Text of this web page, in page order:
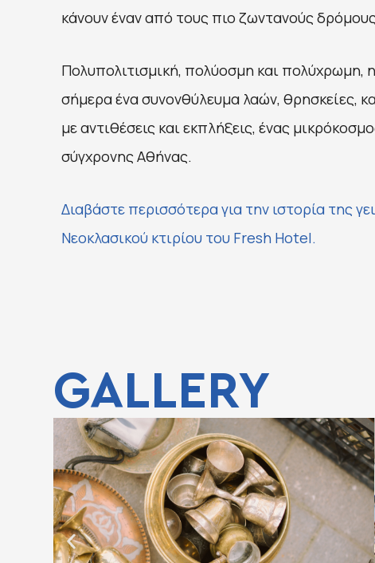
κάνουν έναν από τους πιο ζωντανούς
Πολυπολιτισμική, πολύοσμη και πολύχρωμη,
σήμερα ένα συνονθύλευμα λαών, θρησκείες,
με αντιθέσεις και εκπλήξεις, ένας
σύγχρονης Αθήνας.
Διαβάστε περισσότερα για την ιστορία της
Νεοκλασικού κτιρίου του Fresh Hotel.
GALLERY